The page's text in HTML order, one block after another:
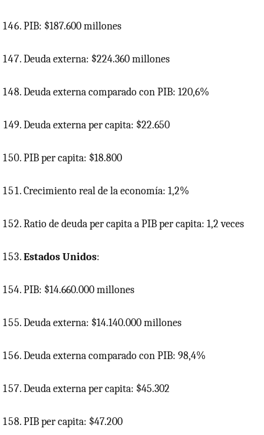
PIB: $187.600 millones
Deuda externa: $224.360 millones
Deuda externa comparado con PIB: 120,6%
Deuda externa per capita: $22.650
PIBper capita: $18.800
Crecimiento real de la economía: 1,2%
Ratio de deuda per capita aPIBper capita: 1,2 veces
Estados Unidos:
PIB: $14.660.000 millones
Deuda externa: $14.140.000 millones
Deuda externa comparado con PIB: 98,4%
Deuda externa per capita: $45.302
PIBper capita: $47.200